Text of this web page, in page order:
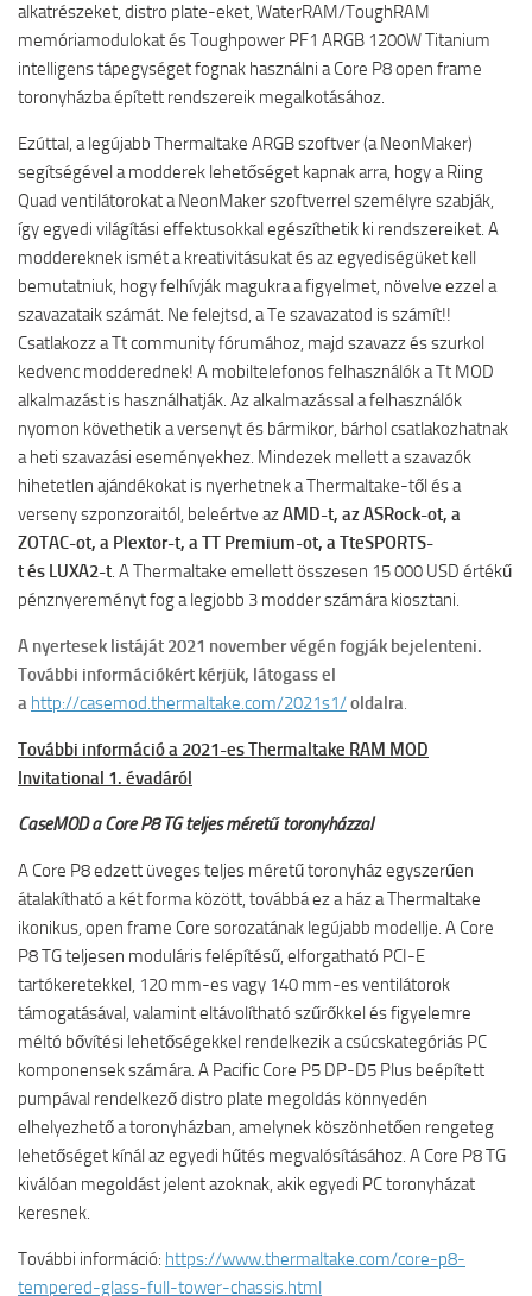
alkatrészeket, distro plate-eket, WaterRAM/ToughRAM
memóriamodulokat és Toughpower PF1 ARGB 1200W Titanium
intelligens tápegységet fognak használni a Core P8 open frame
toronyházba épített rendszereik megalkotásához.
Ezúttal, a legújabb Thermaltake ARGB szoftver (a NeonMaker)
segítségével a modderek lehetőséget kapnak arra, hogy a Riing
Quad ventilátorokat a NeonMaker szoftverrel személyre szabják,
így egyedi világítási effektusokkal egészíthetik ki rendszereiket. A
moddereknek ismét a kreativitásukat és az egyediségüket kell
bemutatniuk, hogy felhívják magukra a figyelmet, növelve ezzel a
szavazataik számát. Ne felejtsd, a Te szavazatod is számít!!
Csatlakozz a Tt community fórumához, majd szavazz és szurkol
kedvenc modderednek! A mobiltelefonos felhasználók a Tt MOD
alkalmazást is használhatják. Az alkalmazással a felhasználók
nyomon követhetik a versenyt és bármikor, bárhol csatlakozhatnak
a heti szavazási eseményekhez. Mindezek mellett a szavazók
hihetetlen ajándékokat is nyerhetnek a Thermaltake-től és a
verseny szponzoraitól, beleértve azAMD-t, az ASRock-ot, a
ZOTAC-ot, a Plextor-t, a TT Premium-ot, a TteSPORTS-
tés LUXA2-t. A Thermaltake emellett összesen 15 000 USD értékű
pénznyereményt fog a legjobb 3 modder számára kiosztani.
A nyertesek listáját 2021 november végén fogják bejelenteni.
További információkért kérjük, látogass el
a http://casemod.thermaltake.com/2021s1/oldalra.
További információ a 2021-es Thermaltake RAM MOD
Invitational 1. évadáról
CaseMOD a Core P8 TG teljes méretű toronyházzal
A Core P8 edzett üveges teljes méretű toronyház egyszerűen
átalakítható a két forma között, továbbá ez a ház a Thermaltake
ikonikus, open frame Core sorozatának legújabb modellje. A Core
P8 TG teljesen moduláris felépítésű, elforgatható PCI-E
tartókeretekkel, 120 mm-es vagy 140 mm-es ventilátorok
támogatásával, valamint eltávolítható szűrőkkel és figyelemre
méltó bővítési lehetőségekkel rendelkezik a csúcskategóriás PC
komponensek számára. A Pacific Core P5 DP-D5 Plus beépített
pumpával rendelkező distro plate megoldás könnyedén
elhelyezhető a toronyházban, amelynek köszönhetően rengeteg
lehetőséget kínál az egyedi hűtés megvalósításához. A Core P8 TG
kiválóan megoldást jelent azoknak, akik egyedi PC toronyházat
keresnek.
További információ: https://www.thermaltake.com/core-p8-
tempered-glass-full-tower-chassis.html